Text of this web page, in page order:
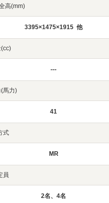
高(mm)
3395×1475×1915 他
---
馬力)
41
式
MR
員
2名、4名